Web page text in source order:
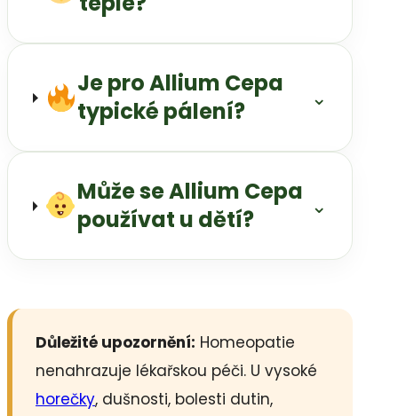
Je pro Allium Cepa
typické pálení?
⌄
Může se Allium Cepa
používat u dětí?
⌄
Důležité upozornění: Homeopatie
nenahrazuje lékařskou péči. U vysoké
horečky, dušnosti, bolesti dutin,